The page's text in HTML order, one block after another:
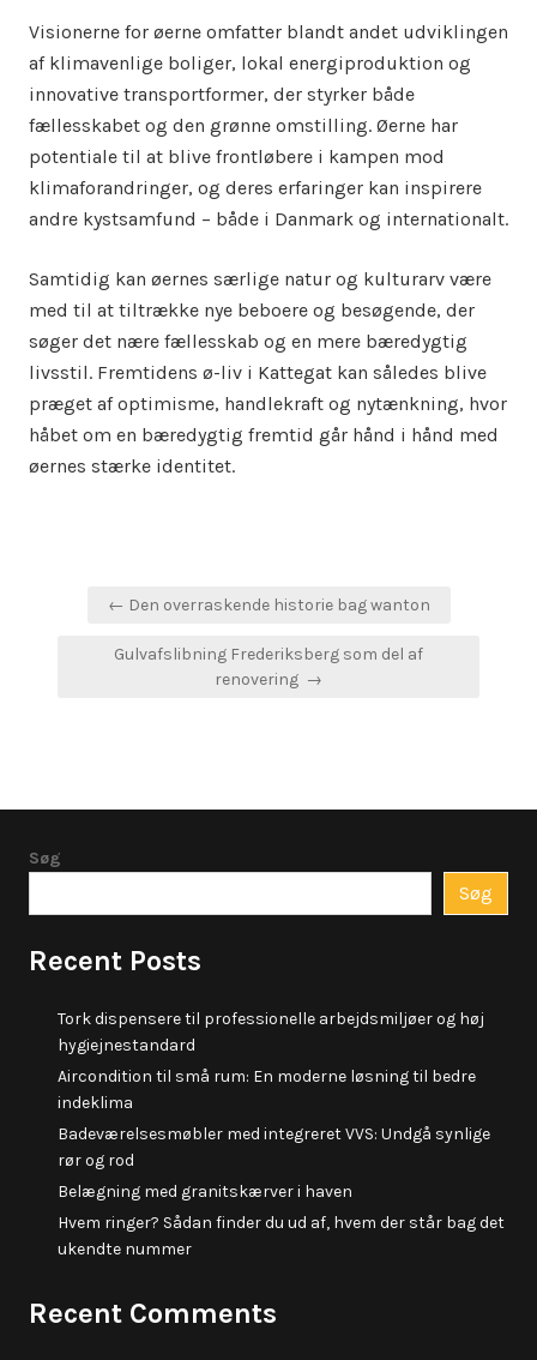
Visionerne for øerne omfatter blandt andet udviklingen
af klimavenlige boliger, lokal energiproduktion og
innovative transportformer, der styrker både
fællesskabet og den grønne omstilling. Øerne har
potentiale til at blive frontløbere i kampen mod
klimaforandringer, og deres erfaringer kan inspirere
andre kystsamfund – både i Danmark og internationalt.
Samtidig kan øernes særlige natur og kulturarv være
med til at tiltrække nye beboere og besøgende, der
søger det nære fællesskab og en mere bæredygtig
livsstil. Fremtidens ø-liv i Kattegat kan således blive
præget af optimisme, handlekraft og nytænkning, hvor
håbet om en bæredygtig fremtid går hånd i hånd med
øernes stærke identitet.
Indlægsnavigation
← Den overraskende historie bag wanton
Gulvafslibning Frederiksberg som del af
renovering →
Søg
Søg
Recent Posts
Tork dispensere til professionelle arbejdsmiljøer og høj
hygiejnestandard
Aircondition til små rum: En moderne løsning til bedre
indeklima
Badeværelsesmøbler med integreret VVS: Undgå synlige
rør og rod
Belægning med granitskærver i haven
Hvem ringer? Sådan finder du ud af, hvem der står bag det
ukendte nummer
Recent Comments